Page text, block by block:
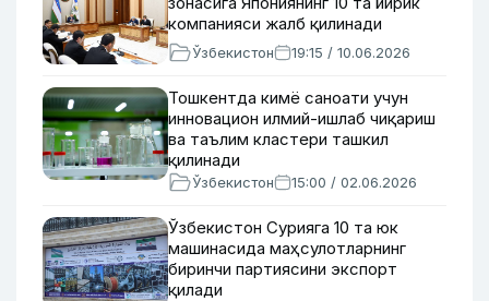
компанияси жалб қилинади
Ўзбекистон 19:15 / 10.06.2026
Тошкентда кимё саноати учун
инновацион илмий-ишлаб чиқариш
ва таълим кластери ташкил
қилинади
Ўзбекистон 15:00 / 02.06.2026
Ўзбекистон Сурияга 10 та юк
машинасида маҳсулотларнинг
биринчи партиясини экспорт
қилади